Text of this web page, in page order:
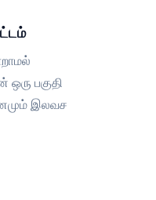
பகுதி
இலவச